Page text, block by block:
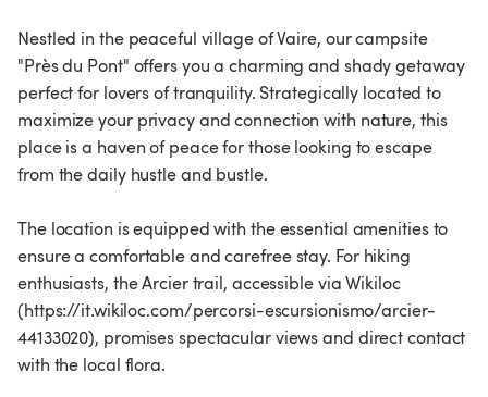
Nestled in the peaceful village of Vaire, our campsite
"Près du Pont" offers you a charming and shady getaway
perfect for lovers of tranquility. Strategically located to
maximize your privacy and connection with nature, this
place is a haven of peace for those looking to escape
from the daily hustle and bustle.
The location is equipped with the essential amenities to
ensure a comfortable and carefree stay. For hiking
enthusiasts, the Arcier trail, accessible via Wikiloc
(https://it.wikiloc.com/percorsi-escursionismo/arcier-
44133020), promises spectacular views and direct contact
with the local flora.